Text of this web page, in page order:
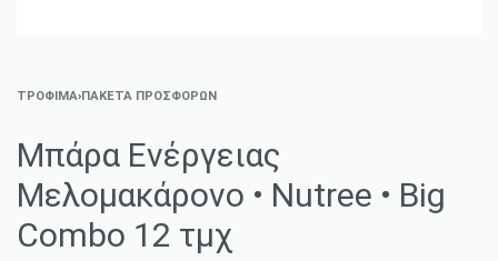
ΤΡΌΦΙΜΑ›ΠΑΚΈΤΑ ΠΡΟΣΦΟΡΏΝ
Μπάρα Ενέργειας
Μελομακάρονο • Nutree • Big
Combo 12 τμχ